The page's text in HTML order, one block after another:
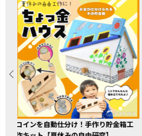
コインを自動仕分け！手作り貯金箱工